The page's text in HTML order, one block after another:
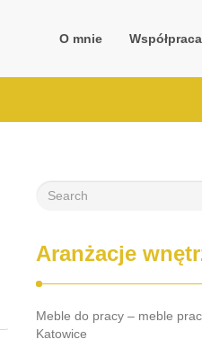
O mnie
Aranżacje
Meble do pracy – meble
Katowice